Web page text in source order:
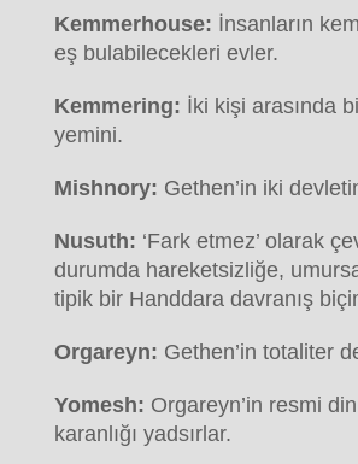
Kemmerhouse: İnsanların
eş bulabilecekleri evler.
Kemmering: İki kişi arasında
yemini.
Mishnory: Gethen’in iki
Nusuth: ‘Fark etmez’ olarak
durumda hareketsizliğe,
tipik bir Handdara davranış
Orgareyn: Gethen’in totaliter
Yomesh: Orgareyn’in resmi
karanlığı yadsırlar.